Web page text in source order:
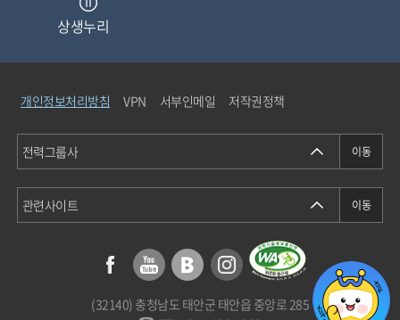
상생누리
중소기업기술마켓
청탁금지법통합검색
개인정보분쟁조정위원회
개인정보처리방침 VPN 서부인메일 저작권정책
(32140) 충청남도 태안군 태안읍 중앙로 285